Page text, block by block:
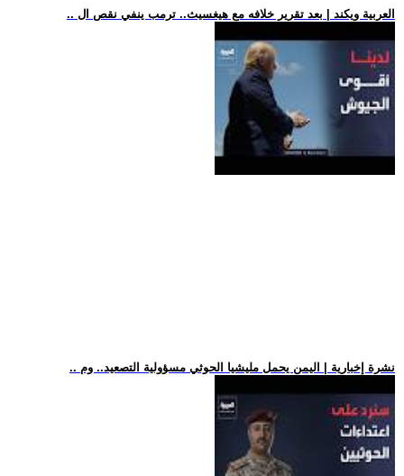
.. العربية ويكند | بعد تقرير خلافه مع هيغسيث.. ترمب ينفي نقص ال
.. نشرة إخبارية | اليمن يحمل مليشيا الحوثي مسؤولية التصعيد.. وم